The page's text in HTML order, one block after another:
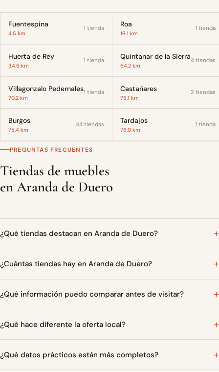
Fuentespina
4.5 km
1 tienda Roa
19.1 km
1 tienda
Huerta de Rey
34.6 km
1 tienda Quintanar de la Sierra
64.2 km
4 tiendas
Villagonzalo Pedernales
70.2 km
1 tienda Castañares
75.1 km
2 tiendas
Burgos
75.4 km
44 tiendas Tardajos
76.0 km
1 tienda
PREGUNTAS FRECUENTES
Tiendas de muebles
en Aranda de Duero
¿Qué tiendas destacan en Aranda de Duero?
¿Cuántas tiendas hay en Aranda de Duero?
¿Qué información puedo comparar antes de visitar?
¿Qué hace diferente la oferta local?
¿Qué datos prácticos están más completos?